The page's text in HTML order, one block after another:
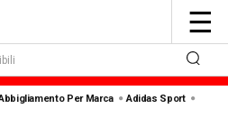
☰
Per Marca
Adidas Sport